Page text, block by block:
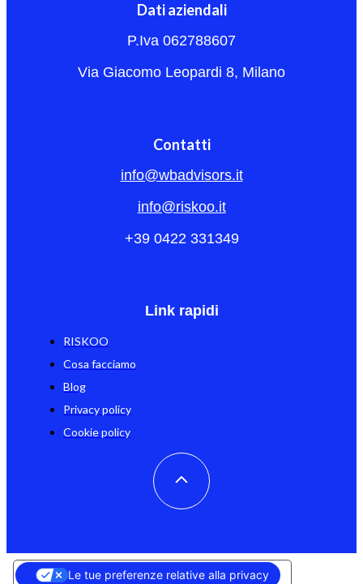
Dati aziendali
P.Iva 062788607
Via Giacomo Leopardi 8, Milano
Contatti
info@wbadvisors.it
info@riskoo.it
+39 0422 331349
Link rapidi
RISKOO
Cosa facciamo
Blog
Privacy policy
Cookie policy
Le tue preferenze relative alla privacy